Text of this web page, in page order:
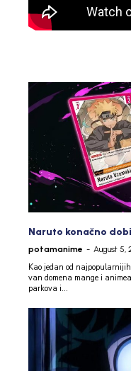
Naruto konačno
potamanime - August 5,
Kao jedan od
van domena mange i
parkova i...